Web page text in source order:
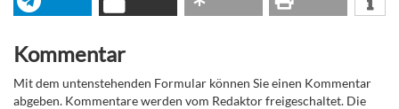
Kommentar
Mit dem untenstehenden Formular können Sie einen Kommentar
abgeben. Kommentare werden vom Redaktor freigeschaltet. Die